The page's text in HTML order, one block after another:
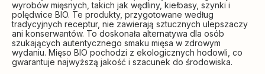
wyrobów mięsnych, takich jak wędliny, kiełbasy, szynki i
polędwice BIO. Te produkty, przygotowane według
tradycyjnych receptur, nie zawierają sztucznych ulepszaczy
ani konserwantów. To doskonała alternatywa dla osób
szukających autentycznego smaku mięsa w zdrowym
wydaniu. Mięso BIO pochodzi z ekologicznych hodowli, co
gwarantuje najwyższą jakość i szacunek do środowiska.